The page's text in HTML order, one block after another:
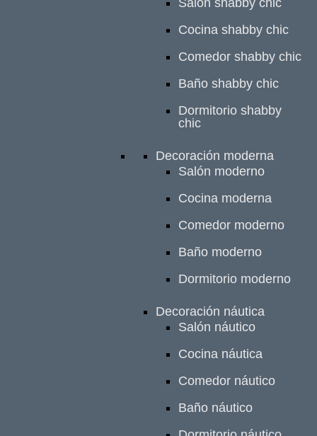
Cocina shabby chic
Comedor shabby chic
Baño shabby chic
Dormitorio shabby
chic
Decoración moderna
Salón moderno
Cocina moderna
Comedor moderno
Baño moderno
Dormitorio moderno
Decoración náutica
Salón náutico
Cocina náutica
Comedor náutico
Baño náutico